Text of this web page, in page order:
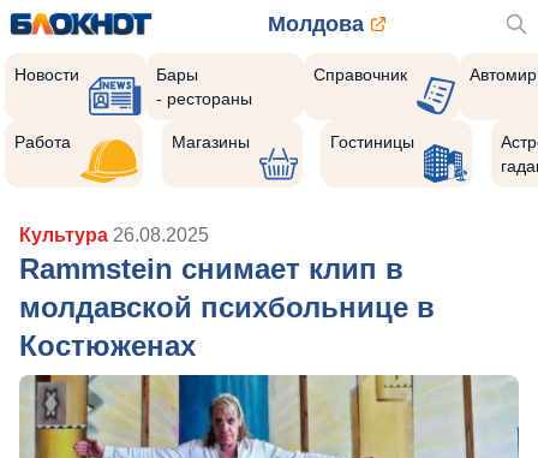
Молдова
Новости
Бары
- рестораны
Справочник Автомир
Работа Магазины Гостиницы
Культура 26.08.2025
Rammstein снимает клип в
молдавской психбольнице в
Костюженах